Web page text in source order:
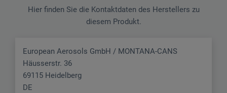
Hier finden Sie die Kontaktdaten des Herstellers zu
diesem Produkt.
European Aerosols GmbH / MONTANA-CANS
Häusserstr. 36
69115 Heidelberg
DE